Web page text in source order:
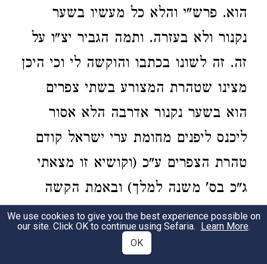
הוא. פרש"י והלא כל מעשיו בשער
נקנור ולא בעזרה. ותמה הגביר יצ"ו על
זה. זה לשונו בכתבו והוקשה לי וכי היכן
מצינו שטהרת המצורע בשתי צפרים
הוא בשער נקנור אדרבה הלא אסור
ליכנס ליפנים מחומת ערי ישראל קודם
טהרת הצפרים ע"כ (וקושיא זו מצאתי
ג"כ בס' משנה למלך) ובאמת הקשה
לשאול כי בודאי יוכל לעשותה בכ"מ
כאמור. חוץ מע"ח שמשלחין מתוכן
We use cookies to give you the best experience possible on
our site. Click OK to continue using Sefaria. Learn More.
OK